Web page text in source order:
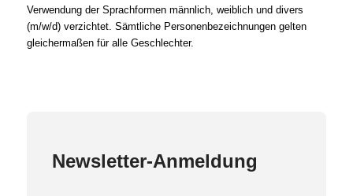
Verwendung der Sprachformen männlich, weiblich und divers
(m/w/d) verzichtet. Sämtliche Personenbezeichnungen gelten
gleichermaßen für alle Geschlechter.
Newsletter-Anmeldung